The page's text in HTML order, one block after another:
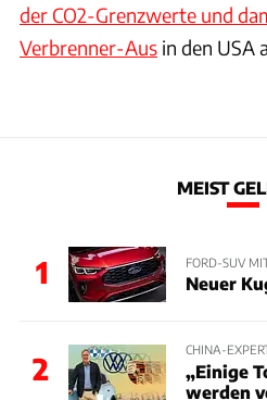
der CO2-Grenzwerte und
Verbrenner-Aus in den USA
MEIST
1 FORD-SUV
Neuer
2
CHINA-
„Einige
werden